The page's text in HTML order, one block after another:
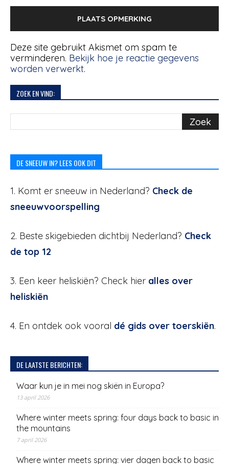
Deze site gebruikt Akismet om spam te
verminderen. Bekijk hoe je reactie gegevens
worden verwerkt.
ZOEK EN VIND:
DE SNEEUW IN? LEES OOK DIT
1. Komt er sneeuw in Nederland? Check de
sneeuwvoorspelling
2. Beste skigebieden dichtbij Nederland? Check
de top 12
3. Een keer heliskiën? Check hier alles over
heliskiën
4. En ontdek ook vooral dé gids over toerskiën.
DE LAATSTE BERICHTEN:
Waar kun je in mei nog skiën in Europa?
13 april 2026
Where winter meets spring: four days back to basic in
the mountains
7 april 2026
Where winter meets spring: vier dagen back to basic